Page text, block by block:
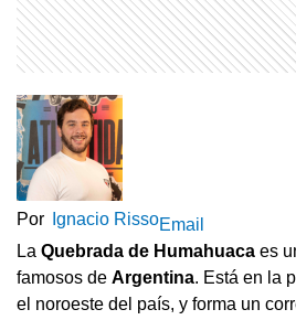
Por Ignacio RissoEmail
La Quebrada de Humahuaca es
famosos de Argentina. Está en la
el noroeste del país, y forma un